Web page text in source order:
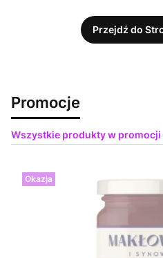
Przejdź do
Promocje
Wszystkie produkty w promocji
Okazja